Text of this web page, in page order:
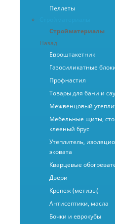
Пеллеты
Стройматериалы
Назад
Евроштакетник
Газосиликатные
Профнастил
Товары для бани и
Межвенцовый
Мебельные щиты,
клееный брус
Утеплитель,
эковата
Кварцевые
Двери
Крепеж (метизы)
Антисептики, масла
Бочки и еврокубы